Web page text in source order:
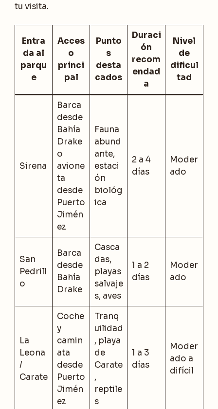
tu visita.
Entra
da al
parqu
e
Acces
o
princi
pal
Punto
s
desta
cados
Duraci
ón
recom
endad
a
Nivel
de
dificul
tad
Sirena
Barca
desde
Bahía
Drake
o
avione
ta
desde
Puerto
Jimén
ez
Fauna
abund
ante,
estaci
ón
biológ
ica
2 a 4
días
Moder
ado
San
Pedrill
o
Barca
desde
Bahía
Drake
Casca
das,
playas
salvaje
s, aves
1 a 2
días
Moder
ado
La
Leona
/
Carate
Coche
y
camin
ata
desde
Puerto
Jimén
ez
Tranq
uilidad
, playa
de
Carate
,
reptile
s
1 a 3
días
Moder
ado a
difícil